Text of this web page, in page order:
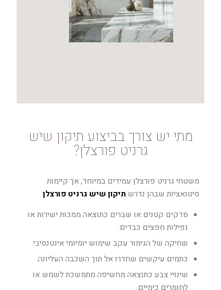
מתי יש צורך בביצוע תיקון שיש
גרניט פורצלן?
משטחי גרניט פורצלן עמידים במיוחד, אך קיימות
סיטואציות שבהן נדרש תיקון שיש גרניט פורצלן:
סדקים קטנים או שברים כתוצאה ממכות ישירות או
נפילות חפצים כבדים.
שחיקה של הגימור עקב שימוש יומיומי אינטנסיבי.
כתמים עיקשים שחדרו אל תוך השכבה העליונה.
שינויי צבע כתוצאה מחשיפה מתמשכת לשמש או